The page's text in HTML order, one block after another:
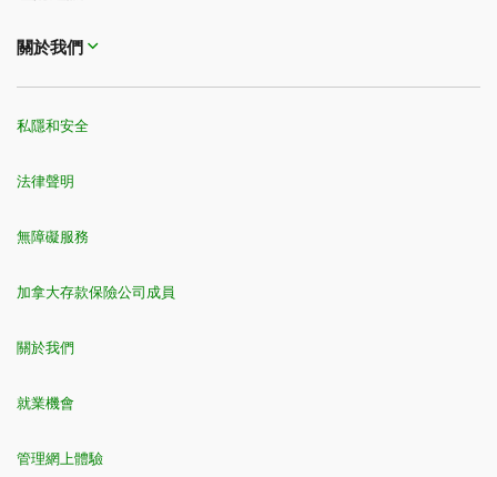
關於我們
私隱和安全
法律聲明
無障礙服務
加拿大存款保險公司成員
關於我們
就業機會
管理網上體驗